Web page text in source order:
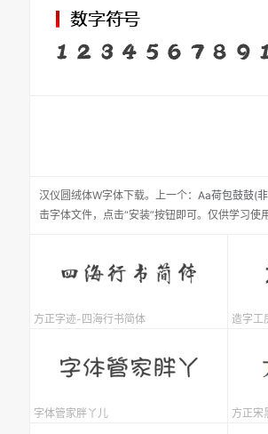
汉仪圆绒体W字体下载。 上一个： Aa荷包鼓鼓(
击字体文件，点击“安装”按钮即可。仅供学习使
方正字迹-四海行书简体 造字工
字体管家胖丫儿 方正宋